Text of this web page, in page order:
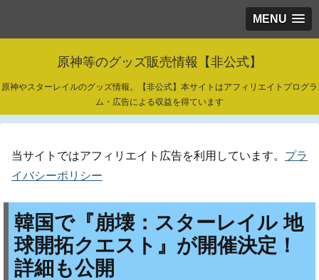
MENU
原神等のグッズ販売情報【非公式】
原神やスターレイルのグッズ情報。【非公式】本サイトはアフィリエイトプログラ
ム・広告による収益を得ています
当サイトではアフィリエイト広告を利用しています。 プラ
イバシーポリシー
韓国で『崩壊：スターレイル 地
球開拓クエスト』が開催決定！
詳細も公開